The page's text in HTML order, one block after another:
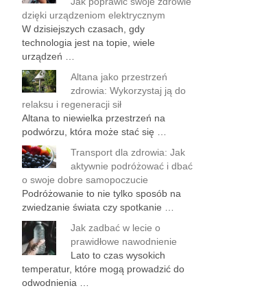
dzięki urządzeniom elektrycznym
W dzisiejszych czasach, gdy
technologia jest na topie, wiele
urządzeń …
Altana jako przestrzeń
zdrowia: Wykorzystaj ją do
relaksu i regeneracji sił
Altana to niewielka przestrzeń na
podwórzu, która może stać się …
Transport dla zdrowia: Jak
aktywnie podróżować i dbać
o swoje dobre samopoczucie
Podróżowanie to nie tylko sposób na
zwiedzanie świata czy spotkanie …
Jak zadbać w lecie o
prawidłowe nawodnienie
Lato to czas wysokich
temperatur, które mogą prowadzić do
odwodnienia …